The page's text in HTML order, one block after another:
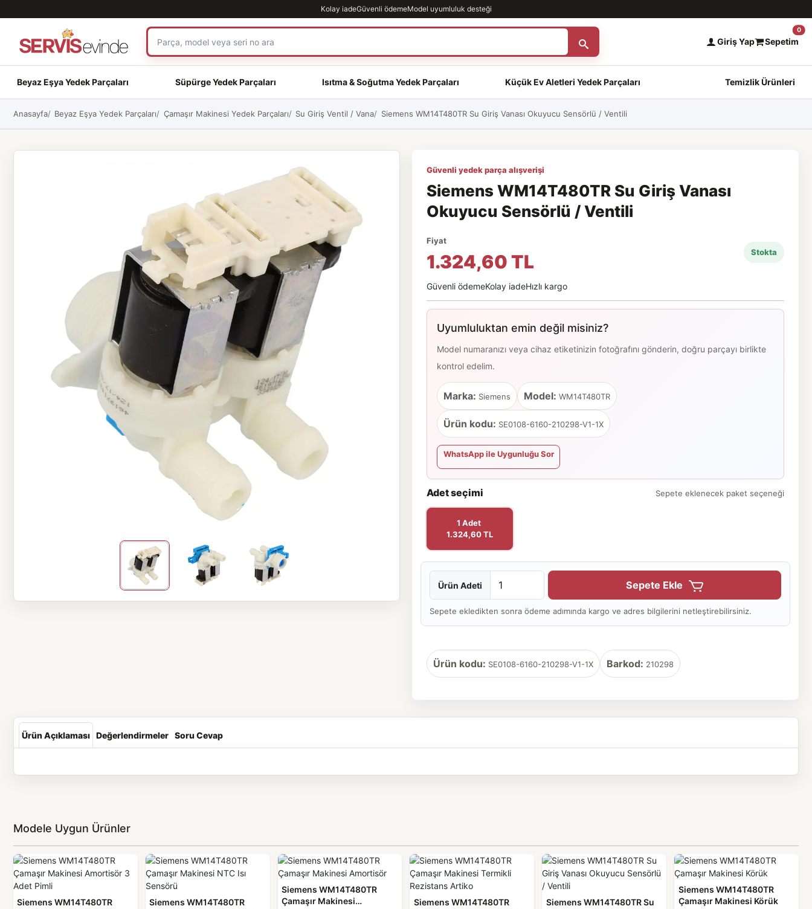
Kolay iadeGüvenli ödemeModel uyumluluk desteği
Giriş Yap Sepetim
0
Beyaz Eşya Yedek Parçaları Süpürge Yedek Parçaları Isıtma & Soğutma Yedek Parçaları Küçük Ev Aletleri Yedek Parçaları Temizlik Ürünleri
Anasayfa Beyaz Eşya Yedek Parçaları Çamaşır Makinesi Yedek Parçaları Su Giriş Ventil / Vana Siemens WM14T480TR Su Giriş Vanası Okuyucu Sensörlü / Ventili
Güvenli yedek parça alışverişi
Siemens WM14T480TR Su Giriş Vanası
Okuyucu Sensörlü / Ventili
Fiyat
1.324,60 TL Stokta
Güvenli ödemeKolay iadeHızlı kargo
Uyumluluktan emin değil misiniz?
Model numaranızı veya cihaz etiketinizin fotoğrafını gönderin, doğru parçayı birlikte
kontrol edelim.
Marka: Siemens Model: WM14T480TR
Ürün kodu: SE0108-6160-210298-V1-1X
WhatsApp ile Uygunluğu Sor
Adet seçimi Sepete eklenecek paket seçeneği
1 Adet
1.324,60 TL
Ürün Adeti Sepete Ekle
Sepete ekledikten sonra ödeme adımında kargo ve adres bilgilerini netleştirebilirsiniz.
Ürün kodu: SE0108-6160-210298-V1-1X Barkod: 210298
Ürün Açıklaması Değerlendirmeler Soru Cevap
Modele Uygun Ürünler
Siemens WM14T480TR
Siemens WM14T480TR
Siemens WM14T480TR
Çamaşır Makinesi
Siemens WM14T480TR
Siemens WM14T480TR Su
Siemens WM14T480TR
Çamaşır Makinesi Körük